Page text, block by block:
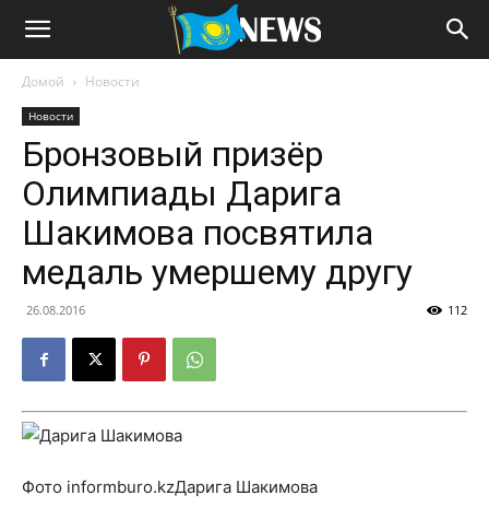
Домой Новости
Новости
Бронзовый призёр
Олимпиады Дарига
Шакимова посвятила
медаль умершему другу
26.08.2016 112
Фото informburo.kzДарига Шакимова